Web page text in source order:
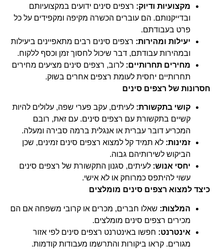
מקצועיות ודיוק: רצפים סינים ידועים במקצועיותם
ובדייקנותם. הם עוברים הכשרה מקיפה ומקפידים על כל
פרט בעבודתם.
יעילות ומהירות: רצפים סינים רבים מתאפיינים ביעילות
ובמהירות עבודתם, דבר שיכול לחסוך זמן וכסף ללקוח.
מחירים תחרותיים: לרוב, רצפים סינים מציעים מחירים
תחרותיים יחסית לעומת רצפים אחרים בשוק.
חסרונות של רצפים סינים
קושי בתקשורת: לעיתים, עקב פערי שפה, עלולים להיות
קשיים בתקשורת עם רצפים סינים. עם זאת, רובם
המכריע דובר עברית או אנגלית ברמה סבירה ומעלה.
זמינות: לא תמיד קל למצוא רצפים סינים זמינים, שכן
הביקוש לשירותיהם גבוה.
יחסי אנוש: לעיתים, סגנון התקשורת של רצפים סינים
עשוי להיתפס כמרוחק או לא אישי.
כיצד למצוא רצפים סינים מומלצים
המלצות: שאלו חברים, מכרים או קרובי משפחה אם הם
מכירים רצפים סינים מומלצים.
אינטרנט: חפשו באינטרנט רצפים סינים לפי אזור
מגורים. קראו ביקורות והתרשמו מעבודות קודמות.